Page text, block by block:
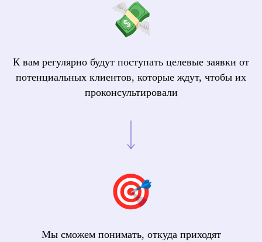
К вам регулярно будут поступать целевые заявки от
потенциальных клиентов, которые ждут, чтобы их
проконсультировали
Мы сможем понимать, откуда приходят